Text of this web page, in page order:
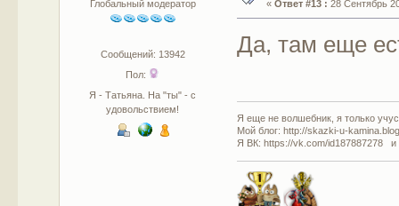
Глобальный модератор
Сообщений: 13942
Пол:
Я - Татьяна. На "ты" - с
удовольствием!
« Ответ #13 : 28 Сентябрь
Да, там еще
Я еще не волшебник, я только
Мой блог: http://skazki-u-
Я ВК: https://vk.com/id187887278 и